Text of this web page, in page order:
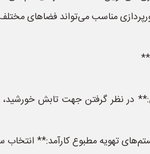
مناسب می‌تواند فضاهای
در نظر گرفتن جهت تابش خورشید،
تهویه مطبوع کارآمد:**